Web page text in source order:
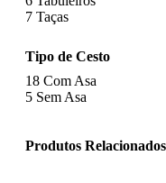
7 Taças
Tipo de Cesto
18 Com Asa
5 Sem Asa
Produtos Relacionados